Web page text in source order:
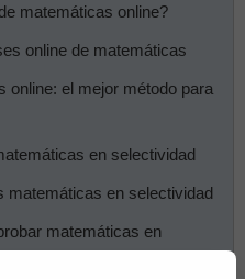
matemáticas online?
online de matemáticas
online: el mejor método para
en selectividad
matemáticas en selectividad
matemáticas en